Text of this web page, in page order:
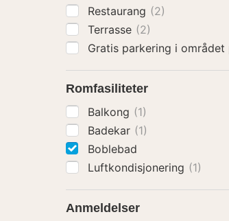
Restaurang (2)
Terrasse (2)
Gratis parkering i
Romfasiliteter
Balkong (1)
Badekar (1)
Boblebad
Luftkondisjonering (1)
Anmeldelser